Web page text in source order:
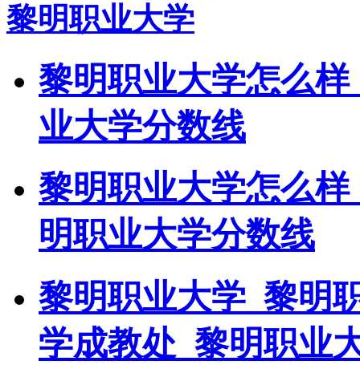
黎明职业大学
黎明职业大学怎么
业大学分数线
黎明职业大学怎么
明职业大学分数线
黎明职业大学_黎明
学成教处_黎明职业